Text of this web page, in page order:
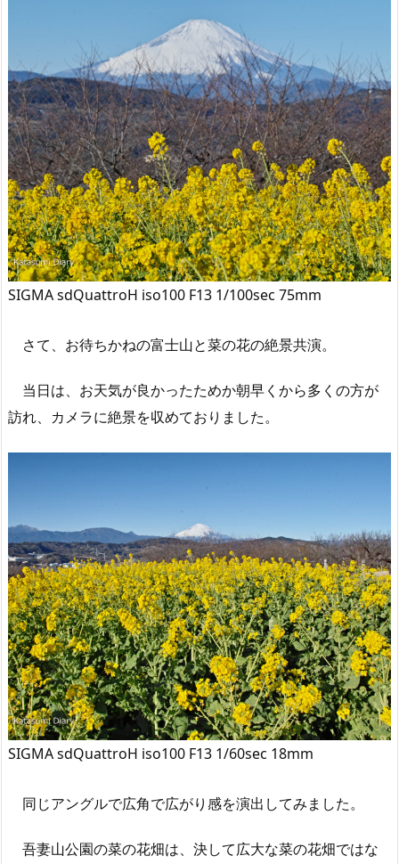
SIGMA sdQuattroH iso100 F13 1/100sec 75mm
さて、お待ちかねの富士山と菜の花の絶景共演。
当日は、お天気が良かったためか朝早くから多くの方が
訪れ、カメラに絶景を収めておりました。
SIGMA sdQuattroH iso100 F13 1/60sec 18mm
同じアングルで広角で広がり感を演出してみました。
吾妻山公園の菜の花畑は、決して広大な菜の花畑ではな